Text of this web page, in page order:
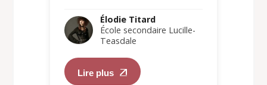
Élodie Titard
École secondaire Lucille-
Teasdale
Lire plus